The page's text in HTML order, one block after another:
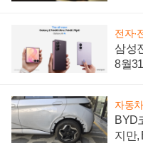
전자·
삼성
8월
자동
BYD
지만,